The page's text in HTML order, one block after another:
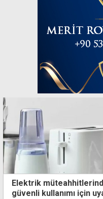
Elektrik
güvenli kullanımı için